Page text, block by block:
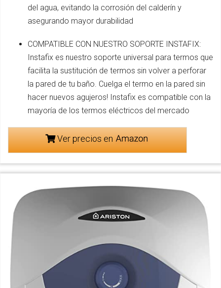
del agua, evitando la corrosión del calderín y
asegurando mayor durabilidad
COMPATIBLE CON NUESTRO SOPORTE INSTAFIX:
Instafix es nuestro soporte universal para termos que
facilita la sustitución de termos sin volver a perforar
la pared de tu baño. Cuelga el termo en la pared sin
hacer nuevos agujeros! Instafix es compatible con la
mayoría de los termos eléctricos del mercado
Ver precios en